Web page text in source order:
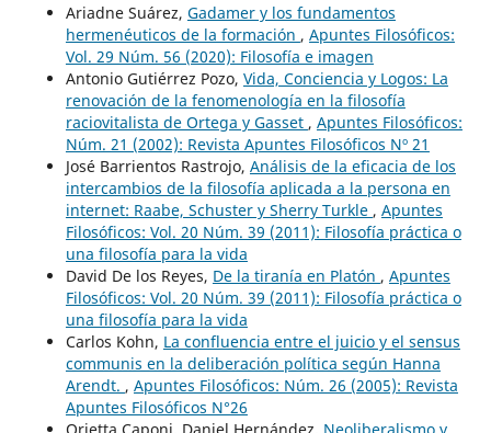
Ariadne Suárez, Gadamer y los fundamentos
hermenéuticos de la formación , Apuntes Filosóficos:
Vol. 29 Núm. 56 (2020): Filosofía e imagen
Antonio Gutiérrez Pozo, Vida, Conciencia y Logos: La
renovación de la fenomenología en la filosofía
raciovitalista de Ortega y Gasset , Apuntes Filosóficos:
Núm. 21 (2002): Revista Apuntes Filosóficos Nº 21
José Barrientos Rastrojo, Análisis de la eficacia de los
intercambios de la filosofía aplicada a la persona en
internet: Raabe, Schuster y Sherry Turkle , Apuntes
Filosóficos: Vol. 20 Núm. 39 (2011): Filosofía práctica o
una filosofía para la vida
David De los Reyes, De la tiranía en Platón , Apuntes
Filosóficos: Vol. 20 Núm. 39 (2011): Filosofía práctica o
una filosofía para la vida
Carlos Kohn, La confluencia entre el juicio y el sensus
communis en la deliberación política según Hanna
Arendt. , Apuntes Filosóficos: Núm. 26 (2005): Revista
Apuntes Filosóficos N°26